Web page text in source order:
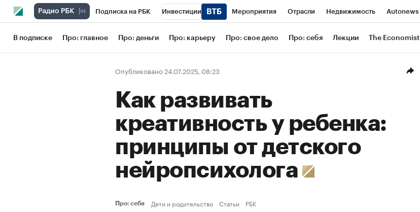
Подписка на РБК Инвестиции Мероприятия Отрасли Недвижимость Autonews
Школа управления РБК РБК Образование РБК Life Тренды Визионеры
Рынок наличной валюты
В подписке Про: главное Про: деньги Про: карьеру Про: свое дело Про: себя Лекции The Economist
Опубликовано 24.07.2025, 08:23
Как развивать
креативность у ребенка:
принципы от детского
нейропсихолога
Про: себя Дети и родительство Статьи РБК